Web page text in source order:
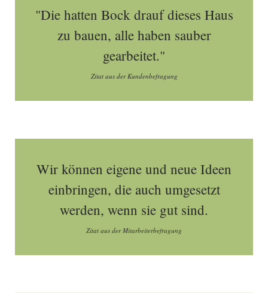
"Die hatten Bock drauf dieses Haus
zu bauen, alle haben sauber
gearbeitet."
Zitat aus der Kundenbefragung
Wir können eigene und neue Ideen
einbringen, die auch umgesetzt
werden, wenn sie gut sind.
Zitat aus der Mitarbeiterbefragung